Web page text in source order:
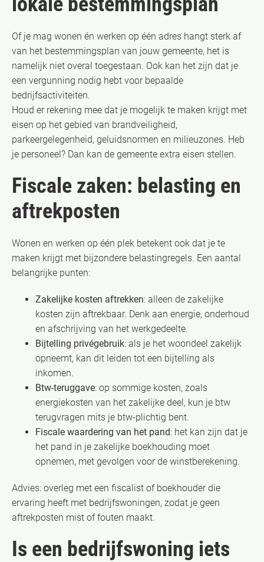
Of je mag wonen én werken op één adres hangt sterk af
van het bestemmingsplan van jouw gemeente, het is
namelijk niet overal toegestaan. Ook kan het zijn dat je
een vergunning nodig hebt voor bepaalde
bedrijfsactiviteiten.
Houd er rekening mee dat je mogelijk te maken krijgt met
eisen op het gebied van brandveiligheid,
parkeergelegenheid, geluidsnormen en milieuzones. Heb
je personeel? Dan kan de gemeente extra eisen stellen.
Fiscale zaken: belasting en
aftrekposten
Wonen en werken op één plek betekent ook dat je te
maken krijgt met bijzondere belastingregels. Een aantal
belangrijke punten:
Zakelijke kosten aftrekken: alleen de zakelijke
kosten zijn aftrekbaar. Denk aan energie, onderhoud
en afschrijving van het werkgedeelte.
Bijtelling privégebruik: als je het woondeel zakelijk
opneemt, kan dit leiden tot een bijtelling als
inkomen.
Btw-teruggave: op sommige kosten, zoals
energiekosten van het zakelijke deel, kun je btw
terugvragen mits je btw-plichtig bent.
Fiscale waardering van het pand: het kan zijn dat je
het pand in je zakelijke boekhouding moet
opnemen, met gevolgen voor de winstberekening.
Advies: overleg met een fiscalist of boekhouder die
ervaring heeft met bedrijfswoningen, zodat je geen
aftrekposten mist of fouten maakt.
Is een bedrijfswoning iets